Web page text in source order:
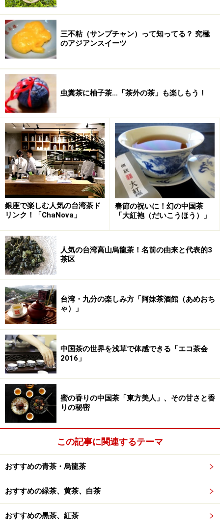
三不粘（サンプチャン）って知ってる？ 究極
のアジアンスイーツ
虫糞茶に柚子茶…「茶外の茶」も楽しもう！
銀座で楽しむ人気の台湾茶ド
リンク！「ChaNova」
春節の祝いに！幻の中国茶
「大紅袍（だいこうほう）」
人気の台湾高山烏龍茶！名前の由来と代表的3
茶区
台湾・九分の楽しみ方「阿妹茶酒館（あめおち
ゃ）」
中国茶の世界を浅草で体感できる「エコ茶会
2016」
蜜の香りの中国茶「東方美人」、その甘さと香
りの秘密
この記事に関連するテーマ
おすすめの青茶・烏龍茶
おすすめの緑茶、黄茶、白茶
おすすめの黒茶、紅茶